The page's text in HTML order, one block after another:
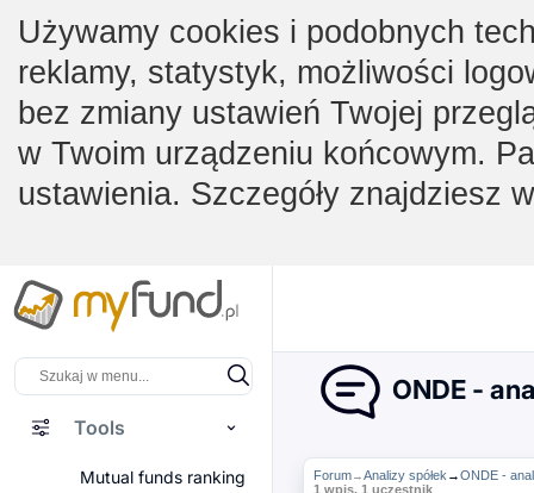
Używamy cookies i podobnych
reklamy, statystyk, możliwości
bez zmiany ustawień Twojej
w Twoim urządzeniu końcowym.
ustawienia. Szczegóły znajdziesz
Tools
Mutual funds ranking
ONDE -
Forum→Analizy spółek →ONDE -
1 wpis, 1 uczestnik